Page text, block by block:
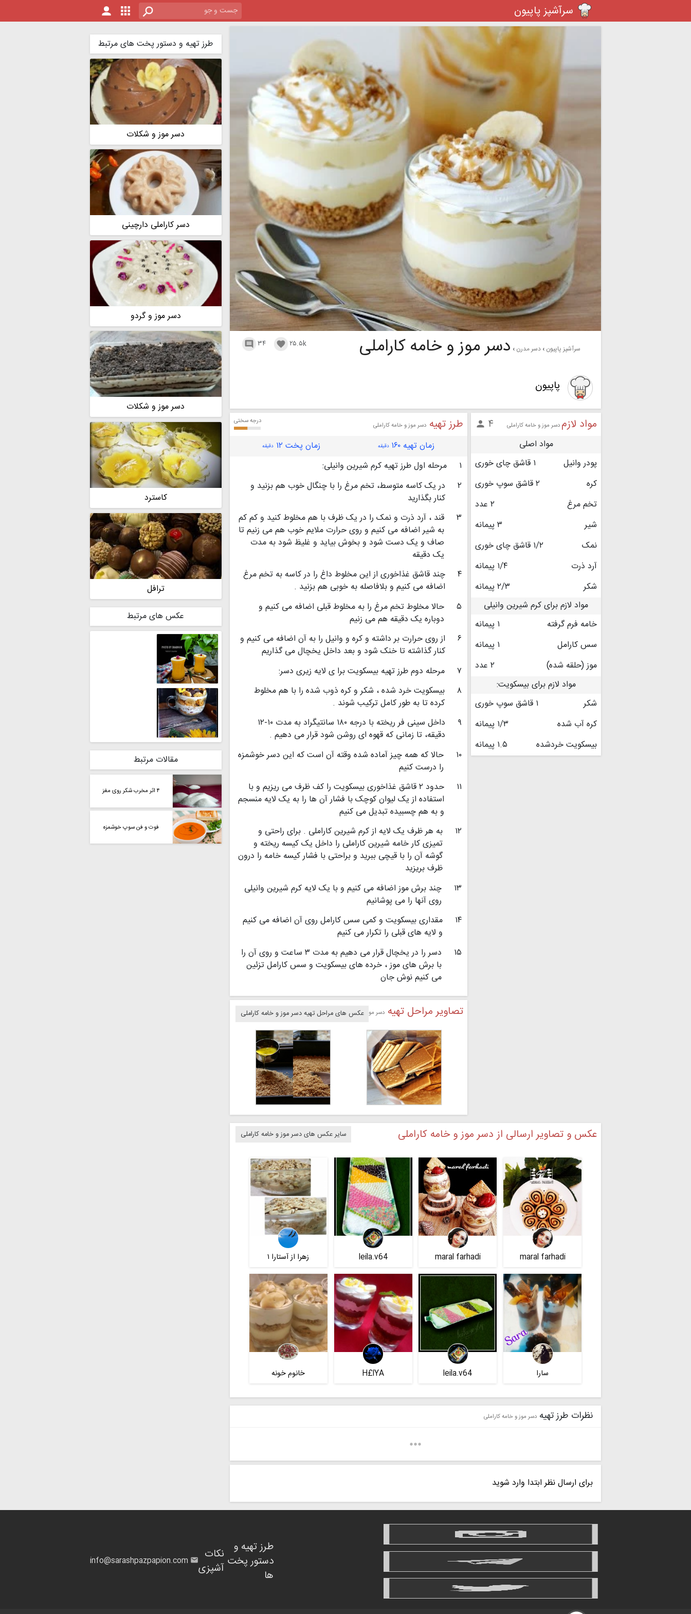
سرآشپز پاپیون
سرآشپز پاپیون دسر مدرن دسر موز و خامه کاراملی ۳۴  ۲۵.۵k 
پاپیون
مواد لازم دسر موز و خامه کاراملی ۴ 
مواد اصلی
پودر وانیل
۱ قاشق چای خوری
کره
۲ قاشق سوپ خوری
تخم مرغ
۲ عدد
شیر
۳ پیمانه
نمک
۱/۲ قاشق چای خوری
آرد ذرت
۱/۴ پیمانه
شکر
۲/۳ پیمانه
مواد لازم برای کرم شیرین وانیلی
خامه فرم گرفته
۱ پیمانه
سس کارامل
۱ پیمانه
موز (حلقه شده)
۲ عدد
مواد لازم برای بیسکویت:
شکر
۱ قاشق سوپ خوری
کره آب شده
۱/۳ پیمانه
بیسکویت خردشده
۱.۵ پیمانه
طرز تهیه دسر موز و خامه کاراملی درجه سختی
زمان تهیه ۱۶۰ دقیقه زمان پخت ۱۲ دقیقه
۱
مرحله اول طرز تهیه کرم شیرین وانیلی:
۲
در یک کاسه متوسط، تخم مرغ را با چنگال خوب هم بزنید و
کنار بگذارید
۳
قند ، آرد ذرت و نمک را در یک ظرف با هم مخلوط کنید و کم کم
به شیر اضافه می کنیم و روی حرارت ملایم خوب هم می زنیم تا
صاف و یک دست شود و بخوش بیاید و غلیظ شود به مدت
یک دقیقه
۴
چند قاشق غذاخوری از این مخلوط داغ را در کاسه به تخم مرغ
اضافه می کنیم و بلافاصله به خوبی هم بزنید .
۵
حالا مخلوط تخم مرغ را به مخلوط قبلی اضافه می کنیم و
دوباره یک دقیقه هم می زنیم
۶
از روی حرارت بر داشته و کره و وانیل را به آن اضافه می کنیم و
کنار گذاشته تا خنک شود و بعد داخل یخچال می گذاریم
۷
مرحله دوم طرز تهیه بیسکویت برا ی لایه زیری دسر:
۸
بیسکویت خرد شده ، شکر و کره ذوب شده را با هم مخلوط
کرده تا به طور کامل ترکیب شوند .
۹
داخل سینی فر ریخته با درجه ۱۸۰ سانتیگراد به مدت ۱۰-۱۲
دقیقه، تا زمانی که قهوه ای روشن شود قرار می دهیم .
۱۰
حالا که همه چیز آماده شده وقته آن است که این دسر خوشمزه
را درست کنیم
۱۱
حدود ۲ قاشق غذاخوری بیسکویت را کف ظرف می ریزیم و با
استفاده از یک لیوان کوچک با فشار آن ها را به یک لایه منسجم
و به هم چسبیده تبدیل می کنیم
۱۲
به هر ظرف یک لایه از کرم شیرین کاراملی . برای راحتی و
تمیزی کار خامه شیرین کاراملی را داخل یک کیسه ریخته و
گوشه آن را با قیچی ببرید و براحتی با فشار کیسه خامه را درون
ظرف بریزید
۱۳
چند برش موز اضافه می کنیم و با یک لایه کرم شیرین وانیلی
روی آنها را می پوشانیم
۱۴
مقداری بیسکویت و کمی سس کارامل روی آن اضافه می کنیم
و لایه های قبلی را تکرار می کنیم
۱۵
دسر را در یخچال قرار می دهیم به مدت ۳ ساعت و روی آن را
با برش های موز ، خرده های بیسکویت و سس کارامل تزئین
می کنیم نوش جان
تصاویر مراحل تهیه دسر موز و خامه کاراملی
عکس های مراحل تهیه دسر موز و خامه کاراملی
عکس و تصاویر ارسالی از دسر موز و خامه کاراملی سایر عکس های دسر موز و خامه کاراملی
maral farhadi
maral farhadi
leila.v64 زهرا از آستارا ۱
سارا leila.v64
H£lYA خانوم خونه
نظرات طرز تهیه دسر موز و خامه کاراملی
برای ارسال نظر ابتدا وارد شوید
طرز تهیه و دستور پخت های مرتبط
دسر موز و شکلات
دسر کاراملی دارچینی
دسر موز و گردو
دسر موز و شکلات
کاسترد
ترافل
عکس های مرتبط
مقالات مرتبط
۴ اثر مخرب شکر روی مغز
فوت و فن سوپ خوشمزه
طرز تهیه و
دستور پخت
ها
نکات
آشپزی
info@sarashpazpapion.com